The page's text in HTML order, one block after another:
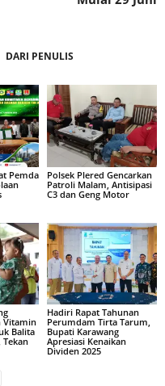
DARI PENULIS
Pemda
Polsek Plered Gencarkan
Patroli Malam, Antisipasi
C3 dan Geng Motor
Vitamin
Balita
Tekan
Hadiri Rapat Tahunan
Perumdam Tirta Tarum,
Bupati Karawang
Apresiasi Kenaikan
Dividen 2025